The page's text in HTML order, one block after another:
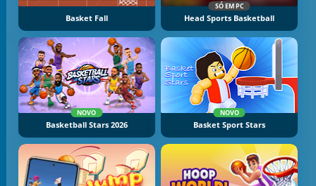
Basket Fall
SÓ EM PC
Head Sports Basketball
NOVO
Basketball Stars 2026
NOVO
Basket Sport Stars